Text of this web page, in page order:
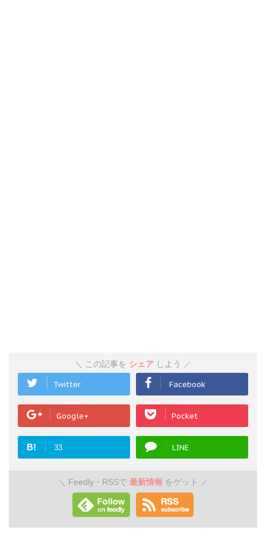
＼ この記事を シェア しよう ／
Twitter Facebook
Google+ Pocket
B! 33 LINE
＼ Feedly・RSSで最新情報 をゲット ／